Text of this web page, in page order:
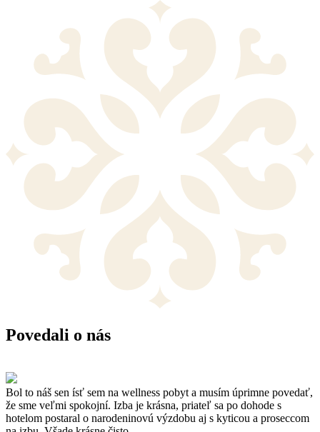
Povedali o nás
Bol to náš sen ísť sem na wellness pobyt a musím úprimne povedať,
že sme veľmi spokojní. Izba je krásna, priateľ sa po dohode s
hotelom postaral o narodeninovú výzdobu aj s kyticou a proseccom